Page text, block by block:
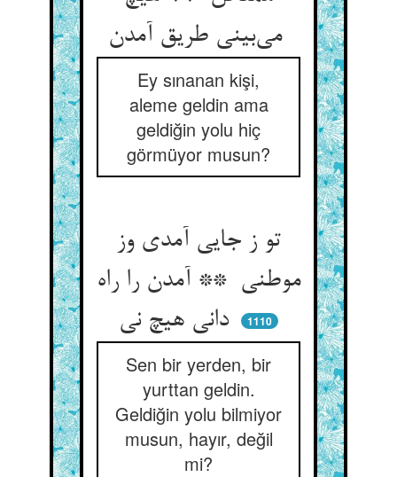
می‌بینی طریق آمدن
Ey sınanan kişi,
aleme geldin ama
geldiğin yolu hiç
görmüyor musun?
تو ز جایی آمدی وز
موطنی ** آمدن را راه
دانی هیچ نی
1110
Sen bir yerden, bir
yurttan geldin.
Geldiğin yolu bilmiyor
musun, hayır, değil
mi?